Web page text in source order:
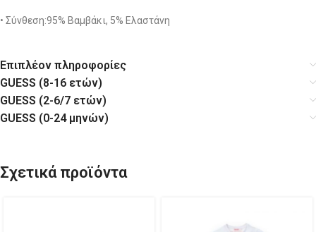
• Σύνθεση:95% Βαμβάκι, 5% Ελαστάνη
Επιπλέον πληροφορίες
GUESS (8-16 ετών)
GUESS (2-6/7 ετών)
GUESS (0-24 μηνών)
Σχετικά προϊόντα